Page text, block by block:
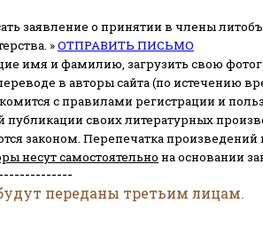
заявление о принятии в члены
»ОТПРАВИТЬ ПИСЬМО
имя и фамилию, загрузить свою
в авторы сайта (по истечению
с правилами регистрации и
своих литературных
законом. Перепечатка произведений
несут самостоятельно на основании
переданы третьим лицам.